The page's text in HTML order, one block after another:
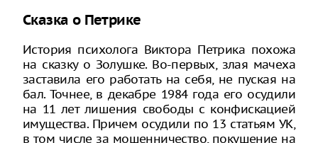
Сказка о Петрике
История психолога Виктора Петрика похожа
на сказку о Золушке. Во-первых, злая мачеха
заставила его работать на себя, не пуская на
бал. Точнее, в декабре 1984 года его осудили
на 11 лет лишения свободы с конфискацией
имущества. Причем осудили по 13 статьям УК,
в том числе за мошенничество, покушение на